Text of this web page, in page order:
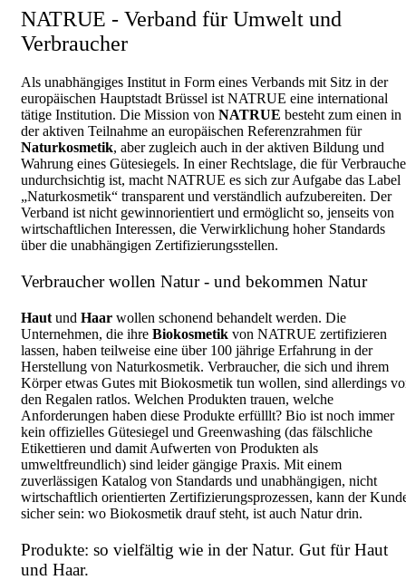
NATRUE - Verband für Umwelt und
Verbraucher
Als unabhängiges Institut in Form eines Verbands mit Sitz in der
europäischen Hauptstadt Brüssel ist NATRUE eine international
tätige Institution. Die Mission von NATRUE besteht zum einen in
der aktiven Teilnahme an europäischen Referenzrahmen für
Naturkosmetik, aber zugleich auch in der aktiven Bildung und
Wahrung eines Gütesiegels. In einer Rechtslage, die für
undurchsichtig ist, macht NATRUE es sich zur Aufgabe das Label
„Naturkosmetik“ transparent und verständlich aufzubereiten. Der
Verband ist nicht gewinnorientiert und ermöglicht so, jenseits von
wirtschaftlichen Interessen, die Verwirklichung hoher Standards
über die unabhängigen Zertifizierungsstellen.
Verbraucher wollen Natur - und bekommen Natur
Haut und Haar wollen schonend behandelt werden. Die
Unternehmen, die ihre Biokosmetik von NATRUE zertifizieren
lassen, haben teilweise eine über 100 jährige Erfahrung in der
Herstellung von Naturkosmetik. Verbraucher, die sich und ihrem
Körper etwas Gutes mit Biokosmetik tun wollen, sind allerdings
den Regalen ratlos. Welchen Produkten trauen, welche
Anforderungen haben diese Produkte erfülllt? Bio ist noch immer
kein offizielles Gütesiegel und Greenwashing (das fälschliche
Etikettieren und damit Aufwerten von Produkten als
umweltfreundlich) sind leider gängige Praxis. Mit einem
zuverlässigen Katalog von Standards und unabhängigen, nicht
wirtschaftlich orientierten Zertifizierungsprozessen, kann der
sicher sein: wo Biokosmetik drauf steht, ist auch Natur drin.
Produkte: so vielfältig wie in der Natur. Gut für Haut
und Haar.